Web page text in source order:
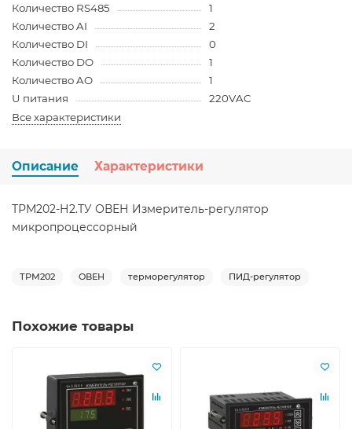
Количество RS485
1
Количество AI
2
Количество DI
0
Количество DO
1
Количество AO
1
U питания
220VAC
Все характеристики
Описание Характеристики
ТРМ202-Н2.ТУ ОВЕН Измеритель-регулятор
микропроцессорный
ТРМ202 ОВЕН терморегулятор ПИД-регулятор
Похожие товары